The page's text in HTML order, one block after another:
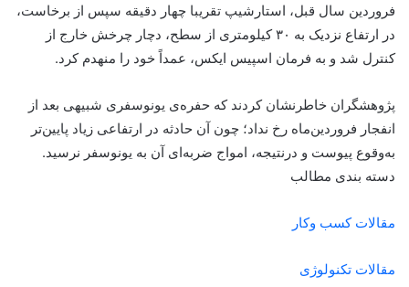
فروردین سال قبل، استارشیپ تقریبا چهار دقیقه سپس از برخاست،
در ارتفاع نزدیک به ۳۰ کیلومتری از سطح، دچار چرخش خارج از
کنترل شد و به فرمان اسپیس ایکس، عمداً خود را منهدم کرد.
پژوهشگران خاطرنشان کردند که حفره‌ی یونوسفری شبیهی بعد از
انفجار فروردین‌ماه رخ نداد؛ چون آن حادثه در ارتفاعی زیاد پایین‌تر
به‌وقوع پیوست و درنتیجه، امواج ضربه‌ای آن به یونوسفر نرسید.
دسته بندی مطالب
مقالات کسب وکار
مقالات تکنولوژی